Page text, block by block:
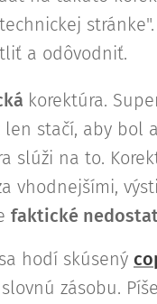
a odôvodniť.
korektúra.
len stačí, aby bol
slúži na to.
vhodnejšími,
faktické
hodí skúsený
zásobu.